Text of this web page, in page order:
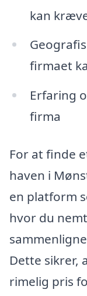
kan
firmaet
Erfaring
firma
For at finde
haven i
en platform
hvor du
Dette sikrer,
rimelig pris